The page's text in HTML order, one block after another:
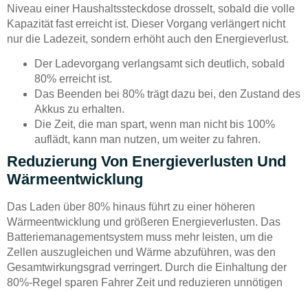
Niveau einer Haushaltssteckdose drosselt, sobald die volle
Kapazität fast erreicht ist. Dieser Vorgang verlängert nicht
nur die Ladezeit, sondern erhöht auch den Energieverlust.
Der Ladevorgang verlangsamt sich deutlich, sobald
80% erreicht ist.
Das Beenden bei 80% trägt dazu bei, den Zustand des
Akkus zu erhalten.
Die Zeit, die man spart, wenn man nicht bis 100%
auflädt, kann man nutzen, um weiter zu fahren.
Reduzierung Von Energieverlusten Und
Wärmeentwicklung
Das Laden über 80% hinaus führt zu einer höheren
Wärmeentwicklung und größeren Energieverlusten. Das
Batteriemanagementsystem muss mehr leisten, um die
Zellen auszugleichen und Wärme abzuführen, was den
Gesamtwirkungsgrad verringert. Durch die Einhaltung der
80%-Regel sparen Fahrer Zeit und reduzieren unnötigen